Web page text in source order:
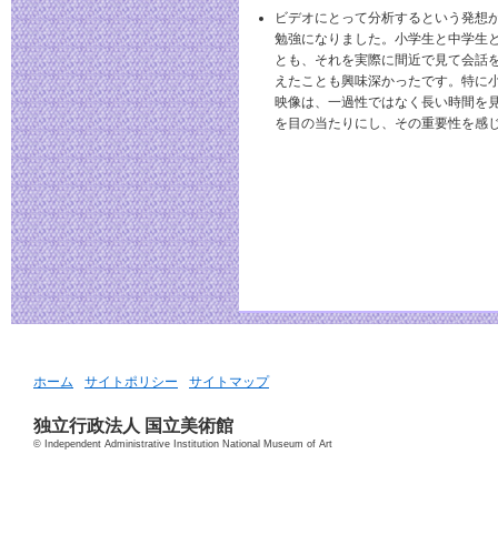
ビデオにとって分析するという発想
勉強になりました。小学生と中学生
とも、それを実際に間近で見て会話
えたことも興味深かったです。特に
映像は、一過性ではなく長い時間を
を目の当たりにし、その重要性を感
ホーム サイトポリシー サイトマップ
独立行政法人 国立美術館
© Independent Administrative Institution National Museum of Art